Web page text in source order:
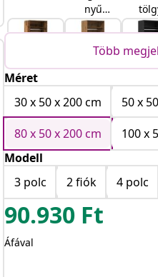
nyű
szürke
Régi fa
Kézműve
s tölgy
Több
Méret
30 x 50 x 200 cm
50 x
80 x 50 x 200 cm
100 x
Modell
3 polc
2 fiók 4 polc
90.930 Ft
Áfával